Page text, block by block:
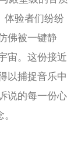
体验者们纷纷
佛被一键静
宙。这份接近
以捕捉音乐中
说的每一份心